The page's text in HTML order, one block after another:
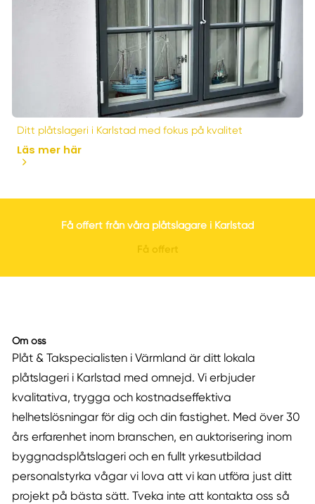
Ditt plåtslageri i Karlstad med fokus på kvalitet
Läs mer här
Få offert från våra plåtslagare i Karlstad
Få offert
Om oss
Plåt & Takspecialisten i Värmland är ditt lokala
plåtslageri i Karlstad med omnejd. Vi erbjuder
kvalitativa, trygga och kostnadseffektiva
helhetslösningar för dig och din fastighet. Med över 30
års erfarenhet inom branschen, en auktorisering inom
byggnadsplåtslageri och en fullt yrkesutbildad
personalstyrka vågar vi lova att vi kan utföra just ditt
projekt på bästa sätt. Tveka inte att kontakta oss så